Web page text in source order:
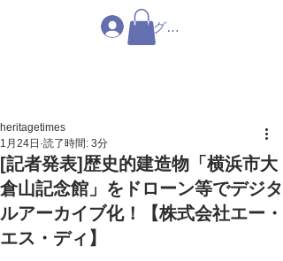
ログイン
[記者発表]歴史的建造物「横浜市大
倉山記念館」をドローン等でデジタ
ルアーカイブ化！【株式会社エー・
エス・ディ】
heritagetimes
1月24日 読了時間: 3分